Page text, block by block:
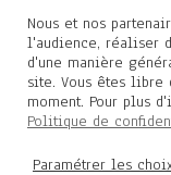
Nous et nos
l'audience, réaliser
d'une manière
site. Vous êtes libre
moment. Pour plus
Politique de
Paramétrer les